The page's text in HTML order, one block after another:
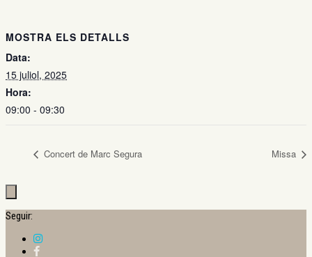
MOSTRA ELS DETALLS
Data:
15 juliol, 2025
Hora:
09:00 - 09:30
Concert de Marc Segura Missa
Seguir: